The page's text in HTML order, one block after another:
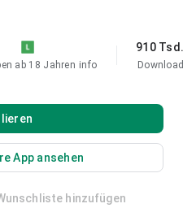
ab 18 Jahren info
910
App ansehen
hinzufügen